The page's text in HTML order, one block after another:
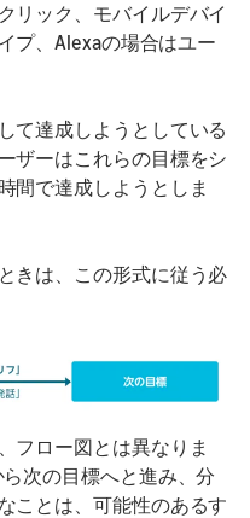
リック、モバイルデバイ
プ、Alexaの場合はユー
て達成しようとしている
ザーはこれらの目標をシ
間で達成しようとしま
きは、この形式に従う必
フロー図とは異なりま
次の目標へと進み、分
ことは、可能性のあるす